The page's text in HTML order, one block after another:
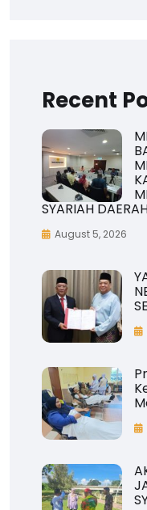
Recent
SYARIAH
August 5, 2026